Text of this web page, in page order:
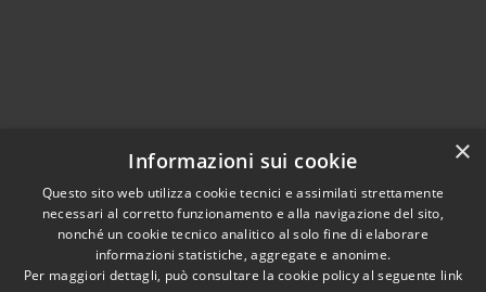
Accessibilità
Privacy
Copyright © 2024 •
Comune di Mazara del
Vallo• Powered
×
Informazioni sui cookie
Questo sito web utilizza cookie tecnici e assimilati strettamente
necessari al corretto funzionamento e alla navigazione del sito,
nonché un cookie tecnico analitico al solo fine di elaborare
informazioni statistiche, aggregate e anonime.
Per maggiori dettagli, può consultare la cookie policy al seguente link